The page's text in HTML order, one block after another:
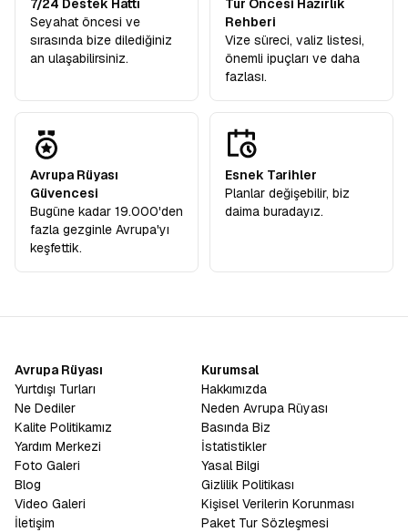
7/24 Destek Hattı
Seyahat öncesi ve
sırasında bize dilediğiniz
an ulaşabilirsiniz.
Tur Öncesi Hazırlık
Rehberi
Vize süreci, valiz listesi,
önemli ipuçları ve daha
fazlası.
Avrupa Rüyası
Güvencesi
Bugüne kadar 19.000'den
fazla gezginle Avrupa'yı
keşfettik.
Esnek Tarihler
Planlar değişebilir, biz
daima buradayız.
Avrupa Rüyası
Yurtdışı Turları
Ne Dediler
Kalite Politikamız
Yardım Merkezi
Foto Galeri
Blog
Video Galeri
İletişim
Kurumsal
Hakkımızda
Neden Avrupa Rüyası
Basında Biz
İstatistikler
Yasal Bilgi
Gizlilik Politikası
Kişisel Verilerin Korunması
Paket Tur Sözleşmesi